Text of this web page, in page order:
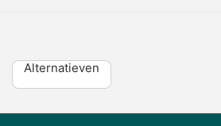
Alternatieven